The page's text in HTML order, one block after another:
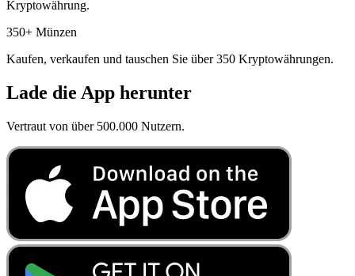
Kryptowährung.
350+ Münzen
Kaufen, verkaufen und tauschen Sie über 350 Kryptowährungen.
Lade die App herunter
Vertraut von über 500.000 Nutzern.